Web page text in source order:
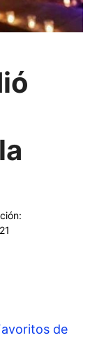
de